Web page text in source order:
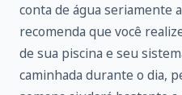
conta de água seriamente
recomenda que você
de sua piscina e seu
caminhada durante o dia,